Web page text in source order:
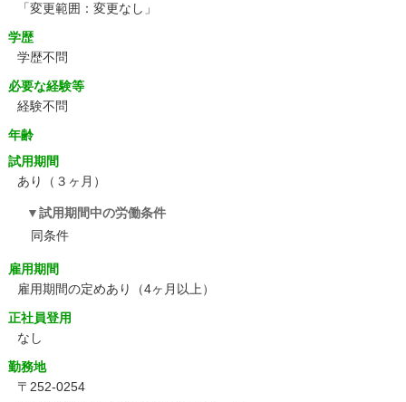
「変更範囲：変更なし」
学歴
学歴不問
必要な経験等
経験不問
年齢
試用期間
あり（３ヶ月）
試用期間中の労働条件
同条件
雇用期間
雇用期間の定めあり（4ヶ月以上）
正社員登用
なし
勤務地
〒252-0254